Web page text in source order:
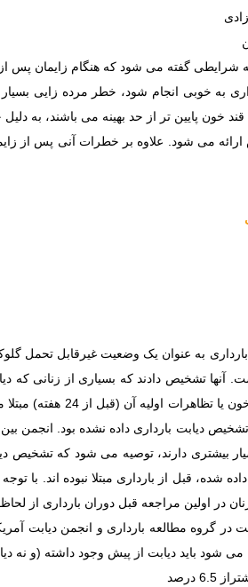
گفته می شود که هنگام زایمان پس از
به خوبی انجام شود، خطر مرده زایی بسیار
قند خون پایین تر از حد بهینه می باشند،
می شود. علاوه بر خطرات آنی پس از
به عنوان یک وضعیت غیرقابل تحمل
تشخیص دادند كه بسیاری از زنانی که
به درجه افزایش
دیابت بارداری داده نشده بود. انجمن
بیشتری دارند، توصیه می شود که تشخیص
شده، قبل از بارداری مبتلا نبوده اند. با
در گروه مطالعه بارداری و انجمن دیابت
می شود باید دیابت از پیش وجود داشته (و نه